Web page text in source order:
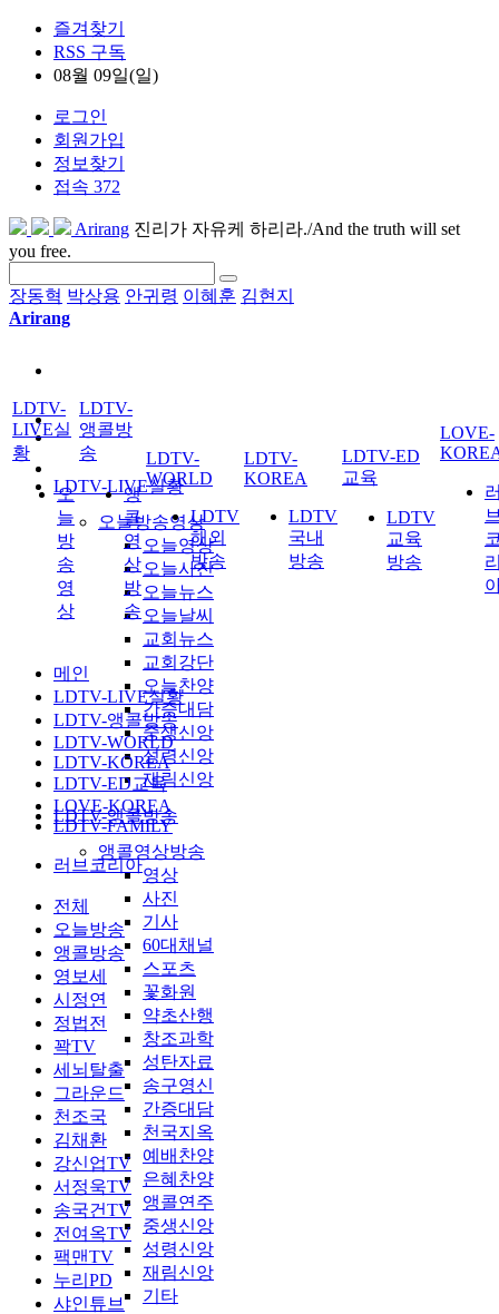
즐겨찾기
RSS 구독
08월 09일(일)
로그인
회원가입
정보찾기
접속 372
Arirang 진리가 자유케 하리라./And the truth will set
you free.
장동혁 박상용 안귀령 이혜훈 김현지
Arirang
LDTV-LIVE실황
오늘방송영상
오늘영상
오늘사진
오늘뉴스
오늘날씨
교회뉴스
교회강단
오늘찬양
간증대담
중생신앙
성령신앙
재림신앙
LDTV-앵콜방송
앵콜영상방송
영상
사진
기사
60대채널
스포츠
꽃화원
약초산행
창조과학
성탄자료
송구영신
간증대담
천국지옥
예배찬양
은혜찬양
앵콜연주
중생신앙
성령신앙
재림신앙
기타
LDTV-
LIVE실
황
오
늘
방
송
영
상
LDTV-
앵콜방
송
앵
콜
영
상
방
송
LDTV-
WORLD
LDTV
해외
방송
LDTV-
KOREA
LDTV
국내
방송
LDTV-ED
교육
LDTV
교육
방송
LOVE-
메인
LDTV-LIVE실황
LDTV-앵콜방송
LDTV-WORLD
LDTV-KOREA
LDTV-ED교육
LOVE-KOREA
LDTV-FAMILY
러브코리아
전체
오늘방송
앵콜방송
영보세
시정연
정법전
꽉TV
세뇌탈출
그라운드
천조국
김채환
강신업TV
서정욱TV
송국건TV
전여옥TV
팩맨TV
누리PD
샤인튜브